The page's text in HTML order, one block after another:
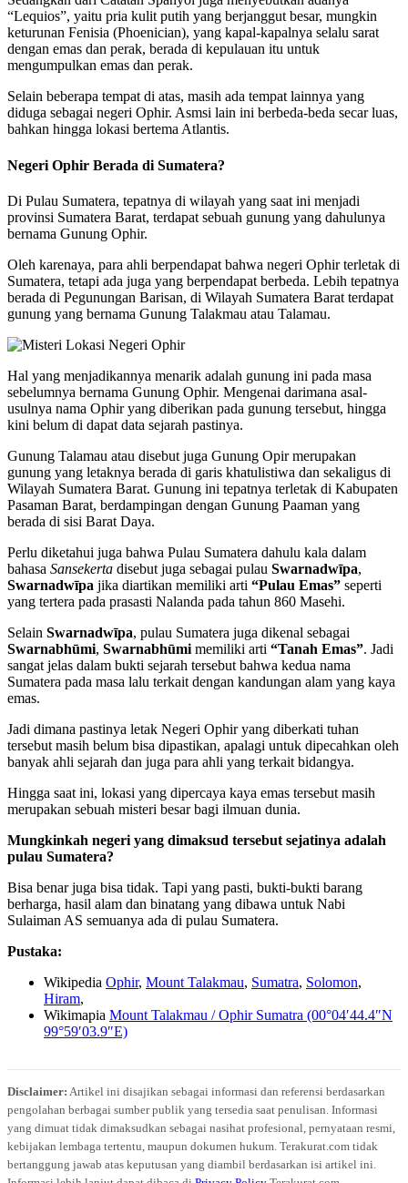
“Lequios”, yaitu pria kulit putih yang berjanggut besar, mungkin
keturunan Fenisia (Phoenician), yang kapal-kapalnya selalu sarat
dengan emas dan perak, berada di kepulauan itu untuk
mengumpulkan emas dan perak.
Selain beberapa tempat di atas, masih ada tempat lainnya yang
diduga sebagai negeri Ophir. Asmsi lain ini berbeda-beda secar luas,
bahkan hingga lokasi bertema Atlantis.
Negeri Ophir Berada di Sumatera?
Di Pulau Sumatera, tepatnya di wilayah yang saat ini menjadi
provinsi Sumatera Barat, terdapat sebuah gunung yang dahulunya
bernama Gunung Ophir.
Oleh karenaya, para ahli berpendapat bahwa negeri Ophir terletak di
Sumatera, tetapi ada juga yang berpendapat berbeda. Lebih tepatnya
berada di Pegunungan Barisan, di Wilayah Sumatera Barat terdapat
gunung yang bernama Gunung Talakmau atau Talamau.
Hal yang menjadikannya menarik adalah gunung ini pada masa
sebelumnya bernama Gunung Ophir. Mengenai darimana asal-
usulnya nama Ophir yang diberikan pada gunung tersebut, hingga
kini belum di dapat data sejarah pastinya.
Gunung Talamau atau disebut juga Gunung Opir merupakan
gunung yang letaknya berada di garis khatulistiwa dan sekaligus di
Wilayah Sumatera Barat. Gunung ini tepatnya terletak di Kabupaten
Pasaman Barat, berdampingan dengan Gunung Paaman yang
berada di sisi Barat Daya.
Perlu diketahui juga bahwa Pulau Sumatera dahulu kala dalam
bahasa Sansekerta disebut juga sebagai pulau Swarnadwīpa,
Swarnadwīpa jika diartikan memiliki arti “Pulau Emas” seperti
yang tertera pada prasasti Nalanda pada tahun 860 Masehi.
Selain Swarnadwīpa, pulau Sumatera juga dikenal sebagai
Swarnabhūmi, Swarnabhūmi memiliki arti “Tanah Emas”. Jadi
sangat jelas dalam bukti sejarah tersebut bahwa kedua nama
Sumatera pada masa lalu terkait dengan kandungan alam yang kaya
emas.
Jadi dimana pastinya letak Negeri Ophir yang diberkati tuhan
tersebut masih belum bisa dipastikan, apalagi untuk dipecahkan oleh
banyak ahli sejarah dan juga para ahli yang terkait bidangya.
Hingga saat ini, lokasi yang dipercaya kaya emas tersebut masih
merupakan sebuah misteri besar bagi ilmuan dunia.
Mungkinkah negeri yang dimaksud tersebut sejatinya adalah
pulau Sumatera?
Bisa benar juga bisa tidak. Tapi yang pasti, bukti-bukti barang
berharga, hasil alam dan binatang yang dibawa untuk Nabi
Sulaiman AS semuanya ada di pulau Sumatera.
Pustaka:
Wikipedia Ophir, Mount Talakmau, Sumatra, Solomon,
Hiram,
Wikimapia Mount Talakmau / Ophir Sumatra (00°04′44.4″N
99°59′03.9″E)
Disclaimer: Artikel ini disajikan sebagai informasi dan referensi berdasarkan
pengolahan berbagai sumber publik yang tersedia saat penulisan. Informasi
yang dimuat tidak dimaksudkan sebagai nasihat profesional, pernyataan resmi,
kebijakan lembaga tertentu, maupun dokumen hukum. Terakurat.com tidak
bertanggung jawab atas keputusan yang diambil berdasarkan isi artikel ini.